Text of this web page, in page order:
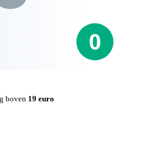
boven 19 euro